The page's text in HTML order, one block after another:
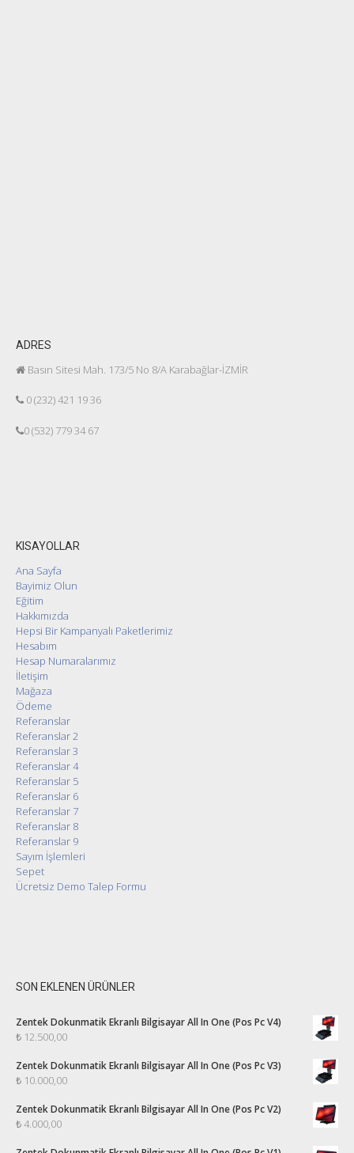
ADRES
Basın Sitesi Mah. 173/5 No 8/A Karabağlar-İZMİR
0 (232) 421 19 36
0 (532) 779 34 67
KISAYOLLAR
Ana Sayfa
Bayimiz Olun
Eğitim
Hakkımızda
Hepsi Bir Kampanyalı Paketlerimiz
Hesabım
Hesap Numaralarımız
İletişim
Mağaza
Ödeme
Referanslar
Referanslar 2
Referanslar 3
Referanslar 4
Referanslar 5
Referanslar 6
Referanslar 7
Referanslar 8
Referanslar 9
Sayım İşlemleri
Sepet
Ücretsiz Demo Talep Formu
SON EKLENEN ÜRÜNLER
Zentek Dokunmatik Ekranlı Bilgisayar All In One (Pos Pc V4)
₺ 12.500,00
Zentek Dokunmatik Ekranlı Bilgisayar All In One (Pos Pc V3)
₺ 10.000,00
Zentek Dokunmatik Ekranlı Bilgisayar All In One (Pos Pc V2)
₺4.000,00